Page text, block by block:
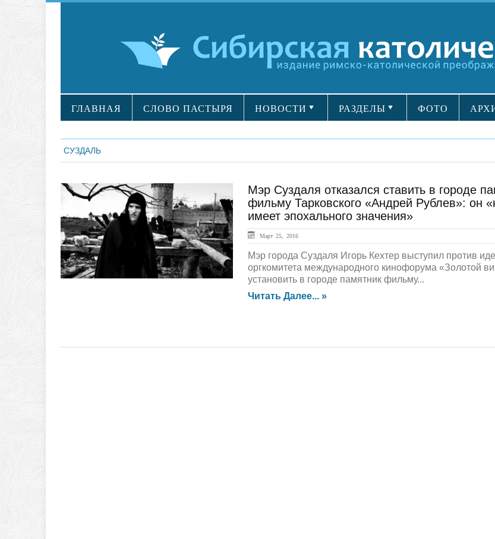
ГЛАВНАЯ СЛОВО ПАСТЫРЯ НОВОСТИ РАЗДЕЛЫ ФОТО
СУЗДАЛЬ
Обзор СМИ
Мэр Суздаля отказался ставить в городе
фильму Тарковского «Андрей Рублев»: он
имеет эпохального значения»
Март 25, 2016
Мэр города Суздаля Игорь Кехтер выступил против
оргкомитета международного кинофорума «Золотой
установить в городе памятник фильму...
Читать Далее... »